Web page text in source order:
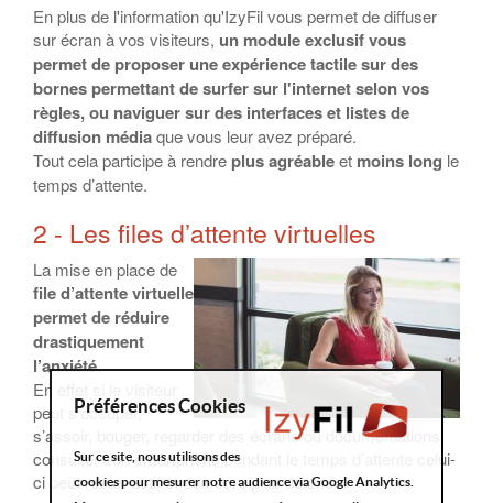
En plus de l'information qu'IzyFil vous permet de diffuser
sur écran à vos visiteurs, un module exclusif vous
permet de proposer une expérience tactile sur des
bornes permettant de surfer sur l'internet selon vos
règles, ou naviguer sur des interfaces et listes de
diffusion médiaque vous leur avez préparé.
Tout cela participe à rendre plus agréableet moins long le
temps d’attente.
2 - Les files d’attente virtuelles
La mise en place de
file d’attente virtuelle
permet de réduire
drastiquement
l’anxiété.
En effet si le visiteur
peut s’occuper,
s’assoir, bouger, regarder des écrans ou documentations,
consulter son smartphone pendant le temps d’attente celui-
ci peut rester actif et demeure plus détendu.
Préférences Cookies
Sur ce site, nous utilisons des
cookies pour mesurer notre audience via Google Analytics.